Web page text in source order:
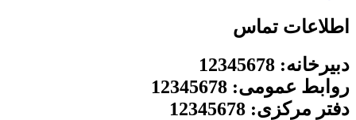
اطلاعات تماس
دبیرخانه: 12345678
روابط عمومی: 12345678
دفتر مرکزی: 12345678